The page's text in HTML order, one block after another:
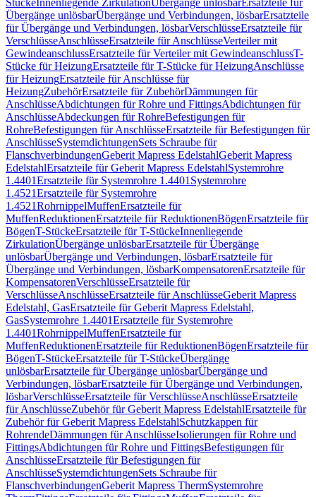
StückeInnenliegende ZirkulationÜbergänge unlösbarErsatzteile für
Übergänge unlösbarÜbergänge und Verbindungen, lösbarErsatzteile
für Übergänge und Verbindungen, lösbarVerschlüsseErsatzteile für
VerschlüsseAnschlüsseErsatzteile für AnschlüsseVerteiler mit
GewindeanschlussErsatzteile für Verteiler mit GewindeanschlussT-
Stücke für HeizungErsatzteile für T-Stücke für HeizungAnschlüsse
für HeizungErsatzteile für Anschlüsse für
HeizungZubehörErsatzteile für ZubehörDämmungen für
AnschlüsseAbdichtungen für Rohre und FittingsAbdichtungen für
AnschlüsseAbdeckungen für RohreBefestigungen für
RohreBefestigungen für AnschlüsseErsatzteile für Befestigungen für
AnschlüsseSystemdichtungenSets Schraube für
FlanschverbindungenGeberit Mapress EdelstahlGeberit Mapress
EdelstahlErsatzteile für Geberit Mapress EdelstahlSystemrohre
1.4401Ersatzteile für Systemrohre 1.4401 Systemrohre
1.4521Ersatzteile für Systemrohre
1.4521RohrnippelMuffenErsatzteile für
MuffenReduktionenErsatzteile für ReduktionenBögenErsatzteile für
BögenT-StückeErsatzteile für T-StückeInnenliegende
ZirkulationÜbergänge unlösbarErsatzteile für Übergänge
unlösbarÜbergänge und Verbindungen, lösbarErsatzteile für
Übergänge und Verbindungen, lösbarKompensatorenErsatzteile für
KompensatorenVerschlüsseErsatzteile für
VerschlüsseAnschlüsseErsatzteile für AnschlüsseGeberit Mapress
Edelstahl, GasErsatzteile für Geberit Mapress Edelstahl,
GasSystemrohre 1.4401Ersatzteile für Systemrohre
1.4401RohrnippelMuffenErsatzteile für
MuffenReduktionenErsatzteile für ReduktionenBögenErsatzteile für
BögenT-StückeErsatzteile für T-StückeÜbergänge
unlösbarErsatzteile für Übergänge unlösbarÜbergänge und
Verbindungen, lösbarErsatzteile für Übergänge und Verbindungen,
lösbarVerschlüsseErsatzteile für VerschlüsseAnschlüsseErsatzteile
für AnschlüsseZubehör für Geberit Mapress EdelstahlErsatzteile für
Zubehör für Geberit Mapress EdelstahlSchutzkappen für
RohrendeDämmungen für AnschlüsseIsolierungen für Rohre und
FittingsAbdichtungen für Rohre und FittingsBefestigungen für
AnschlüsseErsatzteile für Befestigungen für
AnschlüsseSystemdichtungenSets Schraube für
FlanschverbindungenGeberit Mapress ThermSystemrohre